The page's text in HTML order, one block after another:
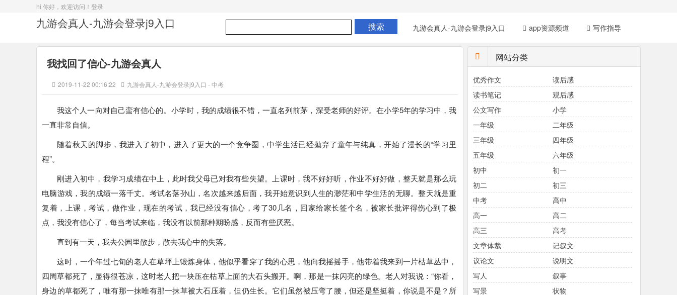
hi 你好，欢迎访问！ 登录
九游会真人-九游会登录j9入口 九游会真人-九游会登录j9入口 app资源频道 写作指导
我找回了信心-九游会真人
2019-11-22 00:16:22 九游会真人-九游会登录j9入口 -中考
我这个人一向对自己蛮有信心的。小学时，我的成绩很不错，一直名列前茅，深受老师的好评。在小学5年的学习中，我
一直非常自信。
随着秋天的脚步，我进入了初中，进入了更大的一个竞争圈，中学生活已经抛弃了童年与纯真，开始了漫长的“学习里
程”。
刚进入初中，我学习成绩在中上，此时我父母已对我有些失望。上课时，我不好好听，作业不好好做，整天就是那么玩
电脑游戏，我的成绩一落千丈。考试名落孙山，名次越来越后面，我开始意识到人生的渺茫和中学生活的无聊。整天就是重
复着，上课，考试，做作业，现在的考试，我已经没有信心，考了30几名，回家给家长签个名，被家长批评得伤心到了极
点，我没有信心了，每当考试来临，我没有以前那种期盼感，反而有些厌恶。
直到有一天，我去公园里散步，散去我心中的失落。
这时，一个年过七旬的老人在草坪上锻炼身体，他似乎看穿了我的心思，他向我摇摇手，他带着我来到一片枯草丛中，
四周草都死了，显得很苍凉，这时老人把一块压在枯草上面的大石头搬开。啊，那是一抹闪亮的绿色。老人对我说：“你看，
身边的草都死了，唯有那一抹唯有那一抹草被大石压着，但仍生长。它们虽然被压弯了腰，但还是坚挺着，你说是不是？所
网站分类
优秀作文
读后感
读书笔记
观后感
公文写作
小学
一年级
二年级
三年级
四年级
五年级
六年级
初中
初一
初二
初三
中考
高中
高一
高二
高三
高考
文章体裁
记叙文
议论文
说明文
写人
叙事
写景
状物